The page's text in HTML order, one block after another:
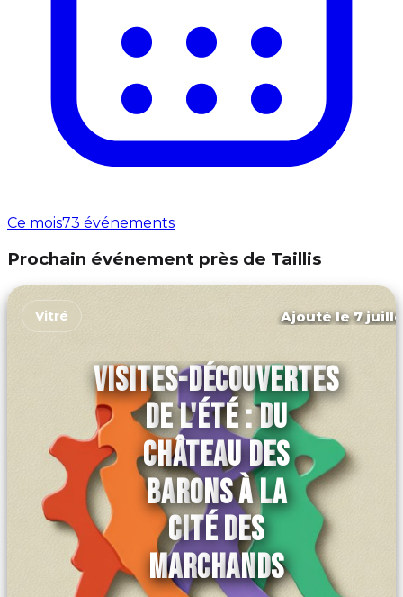
Ce mois73 événements
Prochain événement près de Taillis
Vitré Ajouté le 7
VISITES-DÉCOUVERTES
DE L'ÉTÉ : DU
CHÂTEAU DES
BARONS À LA
CITÉ DES
MARCHANDS